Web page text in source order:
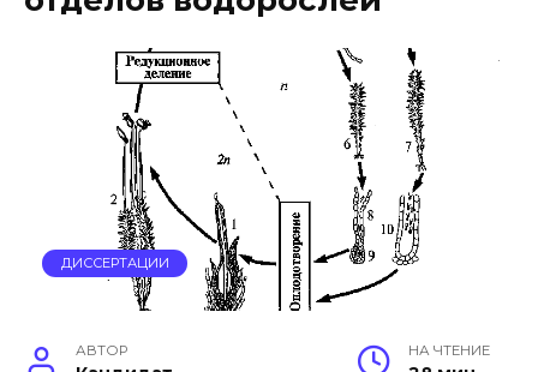
ДИССЕРТАЦИИ
АВТОР НА ЧТЕНИЕ